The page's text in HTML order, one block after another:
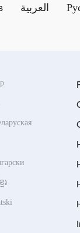
العربية
ែរ